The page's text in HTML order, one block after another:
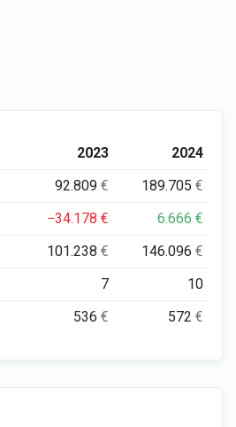
2023
2024
92.809€ 189.705€
−34.178€ 6.666€
101.238€ 146.096€
7
10
536€ 572€